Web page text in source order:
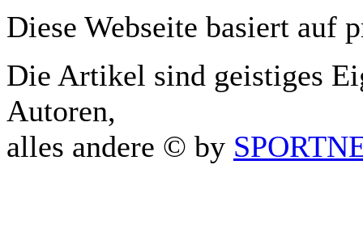
Diese Webseite basiert auf
Die Artikel sind geistiges
Autoren,
alles andere © by